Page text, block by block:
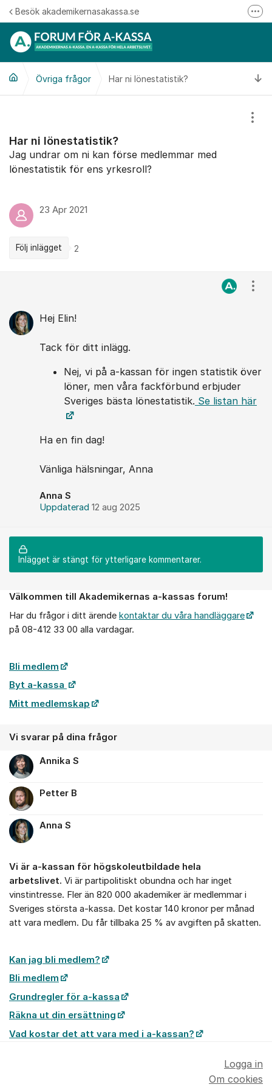
Hoppa till innehåll
Besök akademikernasakassa.se
Följ oss på Linkedin
Övriga frågor Har ni lönestatistik?
Har ni lönestatistik?
Jag undrar om ni kan förse medlemmar med
lönestatistik för ens yrkesroll?
23 Apr 2021
Följ inlägget 2
Hej Elin!
Tack för ditt inlägg.
Nej, vi på a-kassan för ingen statistik över
löner, men våra fackförbund erbjuder
Sveriges bästa lönestatistik. Se listan här
Ha en fin dag!
Vänliga hälsningar, Anna
Anna S
Uppdaterad 12 aug 2025
Inlägget är stängt för ytterligare kommentarer.
Om forumet
Välkommen till Akademikernas a-kassas forum!
Har du frågor i ditt ärende kontaktar du våra handläggare
på 08-412 33 00 alla vardagar.
Bli medlem
Byt a-kassa
Mitt medlemskap
Vi svarar på dina frågor
Annika S
Petter B
Anna S
Vi är a-kassan för högskoleutbildade hela
arbetslivet. Vi är partipolitiskt obundna och har inget
vinstintresse. Fler än 820 000 akademiker är medlemmar i
Sveriges största a-kassa. Det kostar 140 kronor per månad
att vara medlem. Du får tillbaka 25 % av avgiften på skatten.
Kan jag bli medlem?
Bli medlem
Grundregler för a-kassa
Räkna ut din ersättning
Vad kostar det att vara med i a-kassan?
Logga in
Om cookies